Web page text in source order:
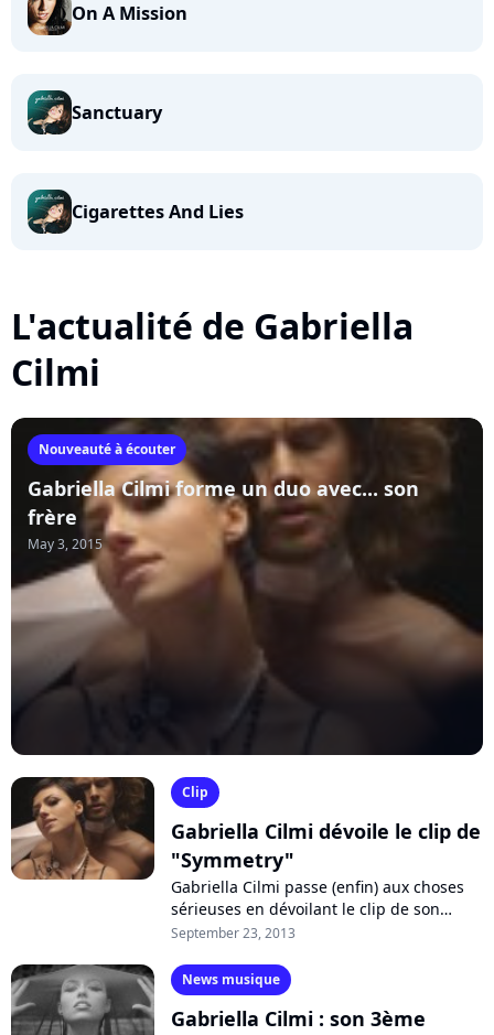
On A Mission
Sanctuary
Cigarettes And Lies
L'actualité de Gabriella
Cilmi
Nouveauté à écouter
Gabriella Cilmi forme un duo avec... son
frère
May 3, 2015
Clip
Gabriella Cilmi dévoile le clip de
"Symmetry"
Gabriella Cilmi passe (enfin) aux choses
sérieuses en dévoilant le clip de son
nouveau single "Symmetry", extrait de
attendu...
September 23, 2013
News musique
Gabriella Cilmi : son 3ème